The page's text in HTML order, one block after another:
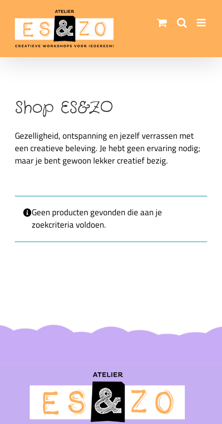
naar
inhoud
Shop ES&ZO
Gezelligheid, ontspanning en jezelf verrassen met
een creatieve beleving.Je hebt geen ervaring nodig;
maar je bent gewoon lekker creatief bezig.
Geen producten gevonden die aan je
zoekcriteria voldoen.